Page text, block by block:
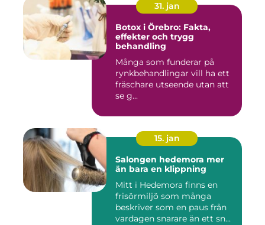
31. jan
Botox i Örebro: Fakta,
effekter och trygg
behandling
Många som funderar på
rynkbehandlingar vill ha ett
fräschare utseende utan att
se g...
15. jan
Salongen hedemora mer
än bara en klippning
Mitt i Hedemora finns en
frisörmiljö som många
beskriver som en paus från
vardagen snarare än ett sn...